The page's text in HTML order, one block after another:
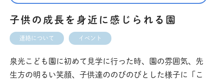
子供の成長を身近に感じられる園
連絡について イベント
泉光こども園に初めて見学に行った時、園の雰囲気、先
生方の明るい笑顔、子供達ののびのびとした様子に「こ